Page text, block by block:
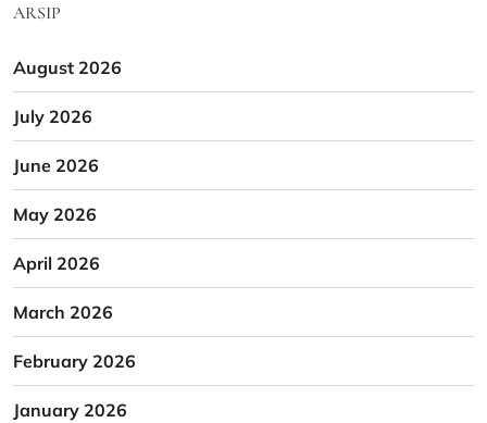
ARSIP
August 2026
July 2026
June 2026
May 2026
April 2026
March 2026
February 2026
January 2026